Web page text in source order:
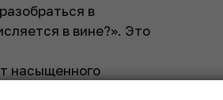
в
в вине?». Это
насыщенного
этапе